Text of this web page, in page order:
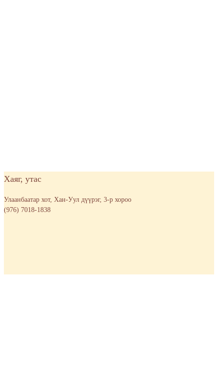
Хаяг, утас
Улаанбаатар хот, Хан-Уул дүүрэг, 3-р хороо
(976) 7018-1838